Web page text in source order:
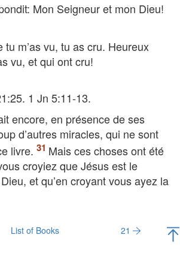
Mon Seigneur et mon Dieu!
tu m’as vu, tu as cru. Heureux
vu, et qui ont cru!
1 Jn 5:11-13.
encore, en présence de ses
d’autres miracles, qui ne sont
livre.
Mais ces choses ont été
croyiez que Jésus est le
et qu’en croyant vous ayez la
List of Books 21